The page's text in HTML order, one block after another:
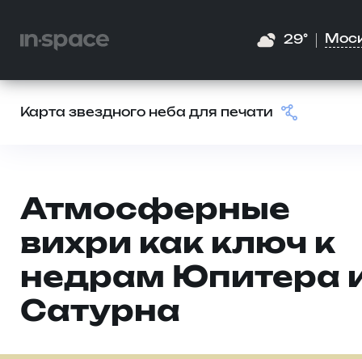
29°
Карта звездного неба для печати
Атмосферные
вихри как ключ к
недрам Юпитера
Сатурна